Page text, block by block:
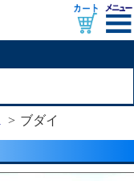
ブダイ